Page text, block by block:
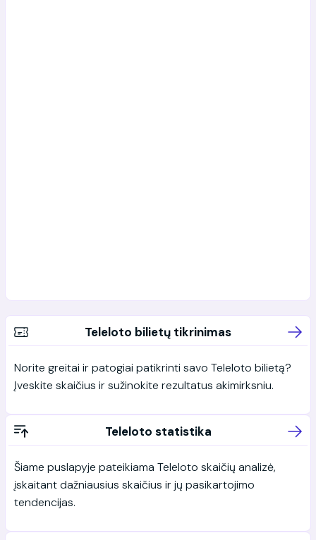
Teleloto bilietų tikrinimas
Norite greitai ir patogiai patikrinti savo Teleloto bilietą?
Įveskite skaičius ir sužinokite rezultatus akimirksniu.
Teleloto statistika
Šiame puslapyje pateikiama Teleloto skaičių analizė,
įskaitant dažniausius skaičius ir jų pasikartojimo
tendencijas.